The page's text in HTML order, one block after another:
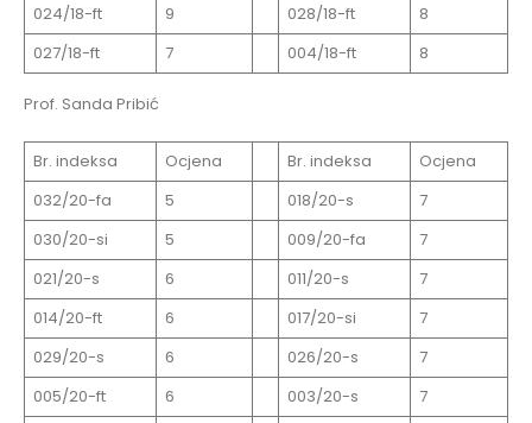
024/18-ft
9 028/18-ft
8
027/18-ft
7 004/18-ft 8
Prof. Sanda Pribić
Br. indeksa Ocjena Br. indeksa
Ocjena
032/20-fa
5 018/20-s
7
030/20-si
5 009/20-fa
7
021/20-s
6 011/20-s
7
014/20-ft
6 017/20-si
7
029/20-s
6 026/20-s
7
005/20-ft
6 003/20-s
7